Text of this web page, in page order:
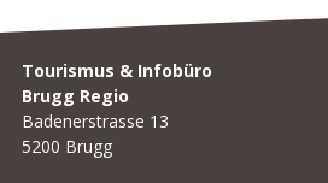
Footer
Tourismus & Infobüro
Brugg Regio
Badenerstrasse 13
5200 Brugg